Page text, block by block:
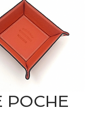
POCHE